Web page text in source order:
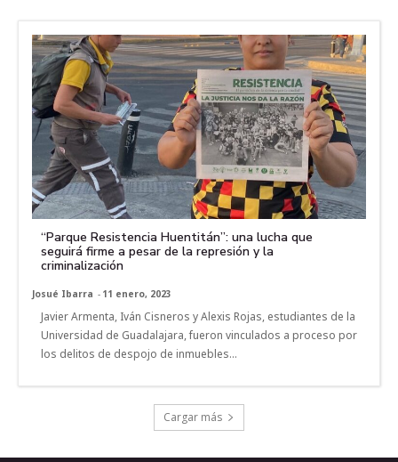
“Parque Resistencia Huentitán”: una lucha que
seguirá firme a pesar de la represión y la
criminalización
Josué Ibarra - 11 enero, 2023
Javier Armenta, Iván Cisneros y Alexis Rojas, estudiantes de la
Universidad de Guadalajara, fueron vinculados a proceso por
los delitos de despojo de inmuebles...
Cargar más